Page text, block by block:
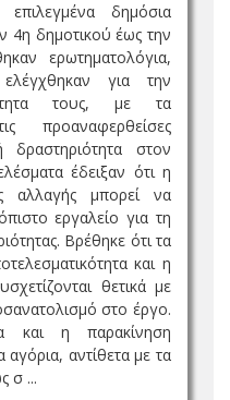
δημόσια
4η δημοτικού έως την
ερωτηματολόγια,
για την
τους, με τα
προαναφερθείσες
στον
έδειξαν ότι η
αλλαγής μπορεί να
εργαλείο για τη
Βρέθηκε ότι τα
και η
θετικά με
στο έργο.
και η παρακίνηση
αγόρια, αντίθετα με τα
σ ...